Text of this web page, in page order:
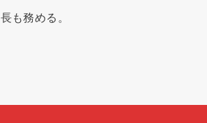
も務める。